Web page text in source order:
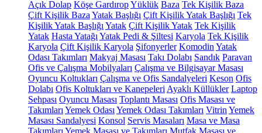
Açık Dolap Köşe GardıropYüklük Baza Tek Kişilik Baza
Çift Kişilik Baza Yatak Başlığı Çift Kişilik Yatak Başlığı Tek
Kişilik Yatak Başlığı Yatak Çift Kişilik Yatak Tek Kişilik
Yatak Hasta Yatağı Yatak Pedi & Şiltesi Karyola Tek Kişilik
Karyola Çift Kişilik Karyola Şifonyerler Komodin Yatak
Odası Takımları Makyaj Masası Takı Dolabı Sandık Paravan
Ofis ve Çalışma Mobilyaları Çalışma ve Bilgisayar Masası
Oyuncu Koltukları Çalışma ve Ofis Sandalyeleri Keson Ofis
Dolabı Ofis Koltukları ve Kanepeleri Ayaklı Küllükler Laptop
Sehpası Oyuncu Masası Toplantı Masası Ofis Masası ve
Takımları Yemek Odası Yemek Odası Takımları Vitrin Yemek
Masası Sandalyesi Konsol Servis Masaları Masa ve Masa
Takımları Yemek Masası ve Takımları Mutfak Masası ve